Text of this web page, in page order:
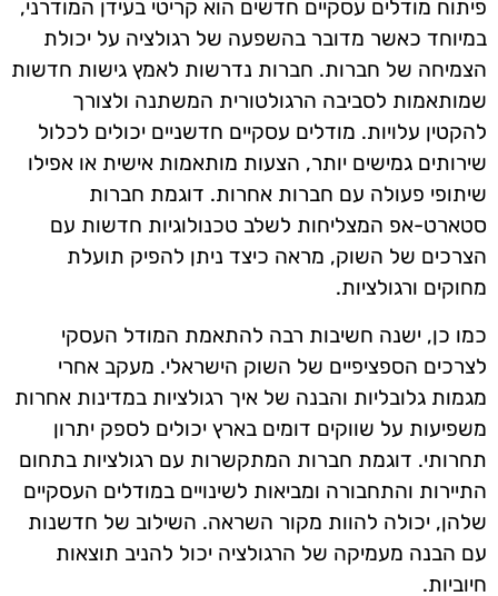
פיתוח מודלים עסקיים חדשים הוא קריטי בעידן המודרני,
במיוחד כאשר מדובר בהשפעה של רגולציה על יכולת
הצמיחה של חברות. חברות נדרשות לאמץ גישות חדשות
שמותאמות לסביבה הרגולטורית המשתנה ולצורך
להקטין עלויות. מודלים עסקיים חדשניים יכולים לכלול
שירותים גמישים יותר, הצעות מותאמות אישית או אפילו
שיתופי פעולה עם חברות אחרות. דוגמת חברות
סטארט-אפ המצליחות לשלב טכנולוגיות חדשות עם
הצרכים של השוק, מראה כיצד ניתן להפיק תועלת
מחוקים ורגולציות.
כמו כן, ישנה חשיבות רבה להתאמת המודל העסקי
לצרכים הספציפיים של השוק הישראלי. מעקב אחרי
מגמות גלובליות והבנה של איך רגולציות במדינות אחרות
משפיעות על שווקים דומים בארץ יכולים לספק יתרון
תחרותי. דוגמת חברות המתקשרות עם רגולציות בתחום
התיירות והתחבורה ומביאות לשינויים במודלים העסקיים
שלהן, יכולה להוות מקור השראה. השילוב של חדשנות
עם הבנה מעמיקה של הרגולציה יכול להניב תוצאות
חיוביות.